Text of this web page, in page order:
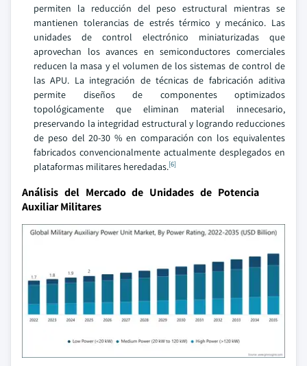
permiten la reducción del peso estructural mientras se
mantienen tolerancias de estrés térmico y mecánico. Las
unidades de control electrónico miniaturizadas que
aprovechan los avances en semiconductores comerciales
reducen la masa y el volumen de los sistemas de control de
las APU. La integración de técnicas de fabricación aditiva
permite diseños de componentes optimizados
topológicamente que eliminan material innecesario,
preservando la integridad estructural y logrando reducciones
de peso del 20-30 % en comparación con los equivalentes
fabricados convencionalmente actualmente desplegados en
plataformas militares heredadas.[6]
Análisis del Mercado de Unidades de Potencia
Auxiliar Militares